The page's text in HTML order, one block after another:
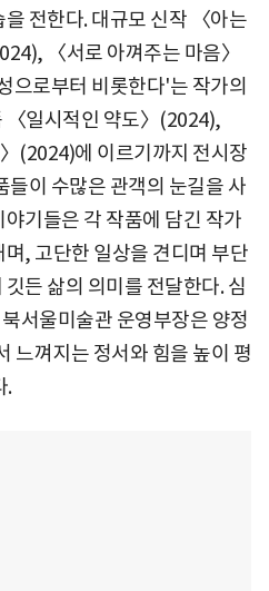
전한다. 대규모 신작 〈아는
〈서로 아껴주는 마음〉
으로부터 비롯한다'는 작가의
〈일시적인 약도〉(2024),
(2024)에 이르기까지 전시장
들이 수많은 관객의 눈길을 사
기들은 각 작품에 담긴 작가
, 고단한 일상을 견디며 부단
든 삶의 의미를 전달한다. 심
서울미술관 운영부장은 양정
느껴지는 정서와 힘을 높이 평
.